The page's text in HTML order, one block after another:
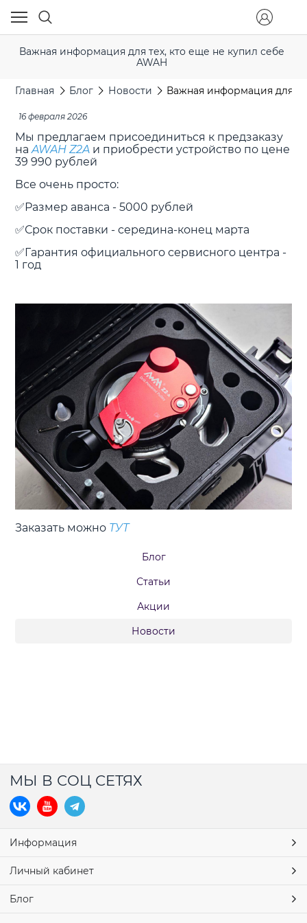
Важная информация для тех, кто еще не купил себе
AWAH
Главная Блог Новости Важная информация для
16 февраля 2026
Мы предлагаем присоединиться к предзаказу
наAWAH Z2A и приобрести устройство по цене
39 990 рублей
Все очень просто:
✅Размер аванса - 5000 рублей
✅Срок поставки - середина-конец марта
✅Гарантия официального сервисного центра -
1 год
Заказать можно ТУТ
Блог
Статьи
Акции
Новости
МЫ В СОЦ СЕТЯХ
Информация
Личный кабинет
Блог